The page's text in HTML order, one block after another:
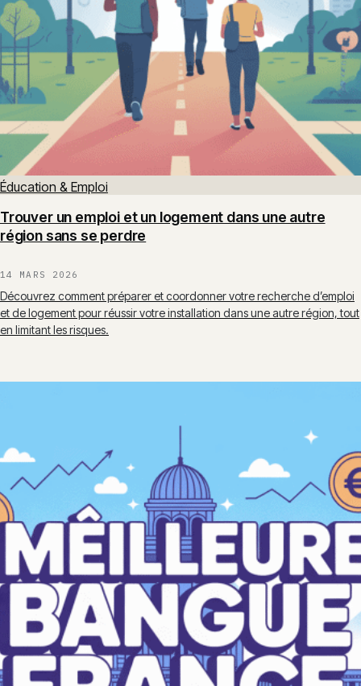
Éducation & Emploi
Trouver un emploi et un logement dans une autre
région sans se perdre
14 MARS 2026
Découvrez comment préparer et coordonner votre recherche d’emploi
et de logement pour réussir votre installation dans une autre région, tout
en limitant les risques.